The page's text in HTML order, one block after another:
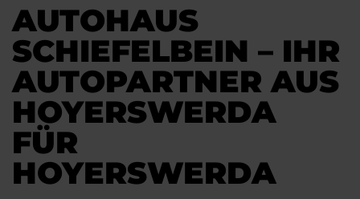
AUTOHAUS
SCHIEFELBEIN – IHR
AUTOPARTNER AUS
HOYERSWERDA
FÜR
HOYERSWERDA